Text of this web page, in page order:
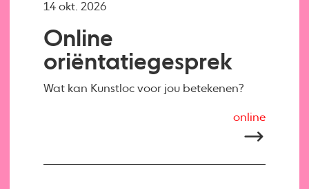
Online
oriëntatiegesprek
Wat kan Kunstloc voor jou betekenen?
14 okt. 2026
online